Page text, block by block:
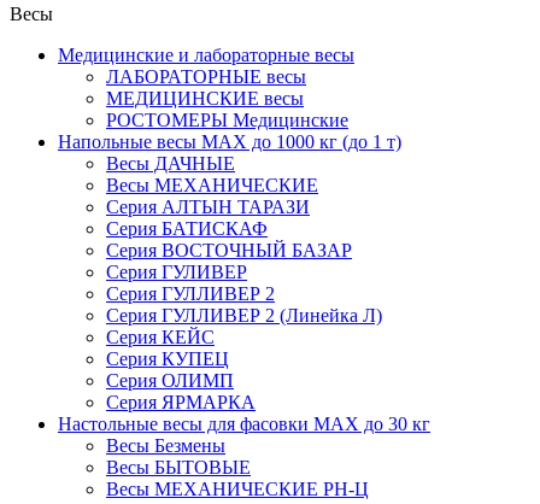
Весы
Медицинские и лабораторные весы
ЛАБОРАТОРНЫЕ весы
МЕДИЦИНСКИЕ весы
РОСТОМЕРЫ Медицинские
Напольные весы MAX до 1000 кг (до 1 т)
Весы ДАЧНЫЕ
Весы МЕХАНИЧЕСКИЕ
Серия АЛТЫН ТАРАЗИ
Серия БАТИСКАФ
Серия ВОСТОЧНЫЙ БАЗАР
Серия ГУЛИВЕР
Серия ГУЛЛИВЕР 2
Серия ГУЛЛИВЕР 2 (Линейка Л)
Серия КЕЙС
Серия КУПЕЦ
Серия ОЛИМП
Серия ЯРМАРКА
Настольные весы для фасовки MAX до 30 кг
Весы Безмены
Весы БЫТОВЫЕ
Весы МЕХАНИЧЕСКИЕ РН-Ц